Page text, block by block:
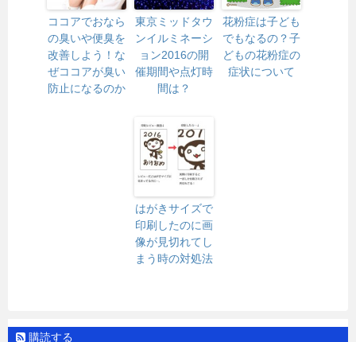
ココアでおなら
の臭いや便臭を
改善しよう！な
ぜココアが臭い
防止になるのか
東京ミッドタウ
ンイルミネーシ
ョン2016の開
催期間や点灯時
間は？
花粉症は子ども
でもなるの？子
どもの花粉症の
症状について
はがきサイズで
印刷したのに画
像が見切れてし
まう時の対処法
購読する